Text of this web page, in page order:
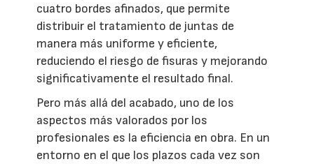
cuatro bordes afinados, que permite
distribuir el tratamiento de juntas de
manera más uniforme y eficiente,
reduciendo el riesgo de fisuras y mejorando
significativamente el resultado final.
Pero más allá del acabado, uno de los
aspectos más valorados por los
profesionales es la eficiencia en obra. En un
entorno en el que los plazos cada vez son